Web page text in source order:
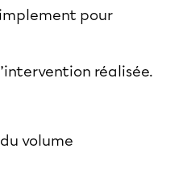
pour
réalisée.
volume